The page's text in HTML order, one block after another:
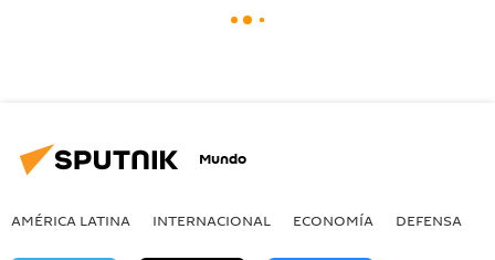
Mundo
AMÉRICA LATINA INTERNACIONAL ECONOMÍA DEFENSA